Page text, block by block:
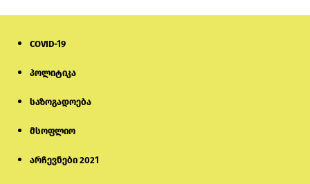
COVID-19
პოლიტიკა
საზოგადოება
მსოფლიო
არჩევნები 2021